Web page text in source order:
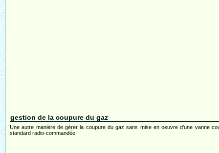
gestion de la coupure du gaz
Une autre manière de gérer la coupure du gaz sans mise en oeuvre d'une vanne
standard radio-commandée.